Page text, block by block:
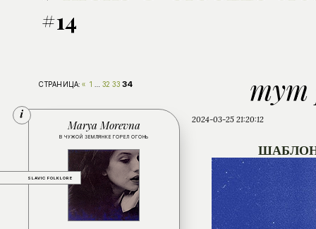
#14
тут
СТРАНИЦА: « 1 32 33 34
2024-03-25 21:20:12
Marya Morevna
SLAVIC FOLKLORE
В ЧУЖОЙ ЗЕМЛЯНКЕ ГОРЕЛ ОГОНЬ